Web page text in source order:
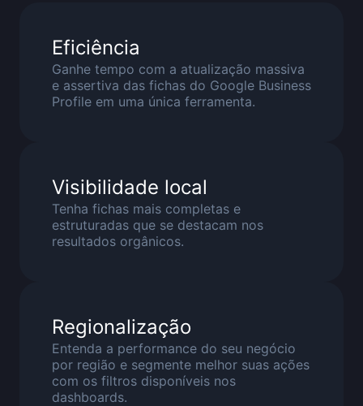
Eficiência
Ganhe tempo com a atualização massiva
e assertiva das fichas do Google Business
Profile em uma única ferramenta.
Visibilidade local
Tenha fichas mais completas e
estruturadas que se destacam nos
resultados orgânicos.
Regionalização
Entenda a performance do seu negócio
por região e segmente melhor suas ações
com os filtros disponíveis nos
dashboards.